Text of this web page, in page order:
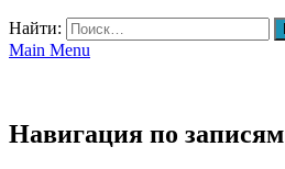
Найти:
Main Menu
Навигация по записям